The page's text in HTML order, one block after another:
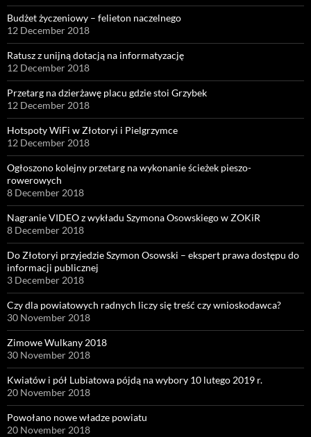
Budżet życzeniowy – felieton naczelnego
12 December 2018
Ratusz z unijną dotacją na informatyzację
12 December 2018
Przetarg na dzierżawę placu gdzie stoi Grzybek
12 December 2018
Hotspoty WiFi w Złotoryi i Pielgrzymce
12 December 2018
Ogłoszono kolejny przetarg na wykonanie ścieżek pieszo-
rowerowych
8 December 2018
Nagranie VIDEO z wykładu Szymona Osowskiego w ZOKiR
8 December 2018
Do Złotoryi przyjedzie Szymon Osowski – ekspert prawa dostępu do
informacji publicznej
3 December 2018
Czy dla powiatowych radnych liczy się treść czy wnioskodawca?
30 November 2018
Zimowe Wulkany 2018
30 November 2018
Kwiatów i pół Lubiatowa pójdą na wybory 10 lutego 2019 r.
20 November 2018
Powołano nowe władze powiatu
20 November 2018